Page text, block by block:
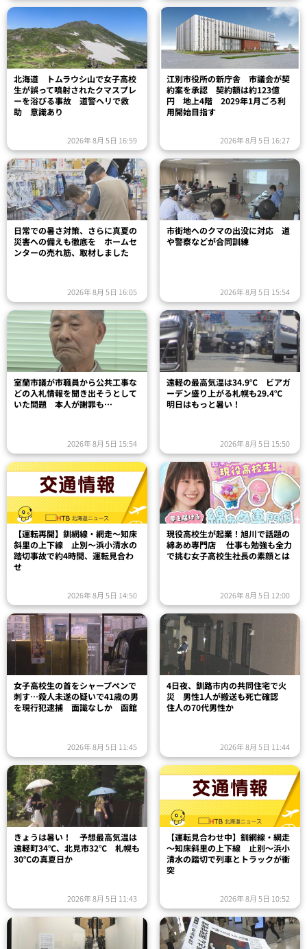
北海道 トムラウシ山で女子高校
生が誤って噴射されたクマスプレ
ーを浴びる事故 道警ヘリで救
助 意識あり
2026年 8月 5日 16:59
江別市役所の新庁舎 市議会が契
約案を承認 契約額は約123億
円 地上4階 2029年1月ごろ利
用開始目指す
2026年 8月 5日 16:27
日常での暑さ対策、さらに真夏の
災害への備えも徹底を ホームセ
ンターの売れ筋、取材しました
2026年 8月 5日 16:05
市街地へのクマの出没に対応 道
や警察などが合同訓練
2026年 8月 5日 15:54
室蘭市議が市職員から公共工事な
どの入札情報を聞き出そうとして
いた問題 本人が謝罪も…
2026年 8月 5日 15:54
遠軽の最高気温は34.9℃ ビアガ
ーデン盛り上がる札幌も29.4℃
明日はもっと暑い！
2026年 8月 5日 15:50
【運転再開】釧網線・網走～知床
斜里の上下線 止別～浜小清水の
踏切事故で約4時間、運転見合わ
せ
2026年 8月 5日 14:50
現役高校生が起業！旭川で話題の
綿あめ専門店 仕事も勉強も全力
で挑む女子高校生社長の素顔とは
2026年 8月 5日 12:00
女子高校生の首をシャープペンで
刺す…殺人未遂の疑いで41歳の男
を現行犯逮捕 面識なしか 函館
2026年 8月 5日 11:45
4日夜、釧路市内の共同住宅で火
災 男性1人が搬送も死亡確認
住人の70代男性か
2026年 8月 5日 11:44
きょうは暑い！ 予想最高気温は
遠軽町34℃、北見市32℃ 札幌も
30℃の真夏日か
2026年 8月 5日 11:43
【運転見合わせ中】釧網線・網走
～知床斜里の上下線 止別～浜小
清水の踏切で列車とトラックが衝
突
2026年 8月 5日 10:52